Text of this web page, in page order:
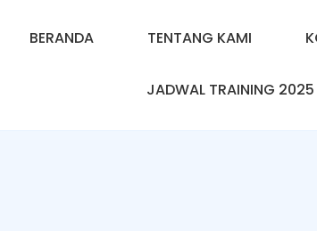
BERANDA TENTANG KAMI
JADWAL TRAINING 2025